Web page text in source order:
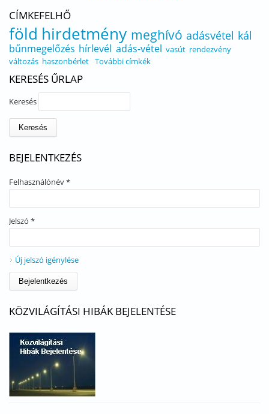
CÍMKEFELHŐ
föld hirdetmény meghívó adásvétel kál
bűnmegelőzés hírlevél adás-vétel vasút rendezvény
változás haszonbérlet További címkék
KERESÉS ŰRLAP
Keresés
BEJELENTKEZÉS
Felhasználónév*
Jelszó *
Új jelszó igénylése
KÖZVILÁGÍTÁSI HIBÁK BEJELENTÉSE